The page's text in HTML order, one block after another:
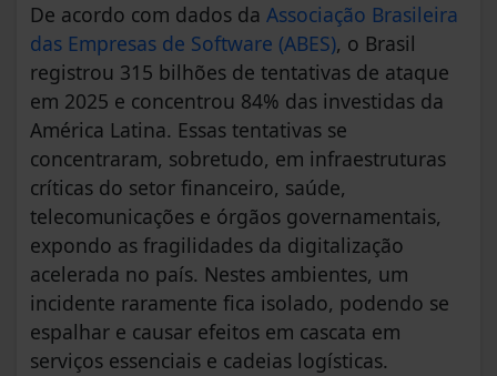
De acordo com dados da Associação Brasileira
das Empresas de Software (ABES), o Brasil
registrou 315 bilhões de tentativas de ataque
em 2025 e concentrou 84% das investidas da
América Latina. Essas tentativas se
concentraram, sobretudo, em infraestruturas
críticas do setor financeiro, saúde,
telecomunicações e órgãos governamentais,
expondo as fragilidades da digitalização
acelerada no país. Nestes ambientes, um
incidente raramente fica isolado, podendo se
espalhar e causar efeitos em cascata em
serviços essenciais e cadeias logísticas.